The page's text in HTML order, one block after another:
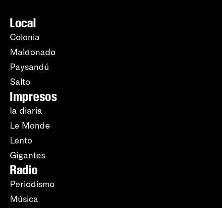
Local
Colonia
Maldonado
Paysandú
Salto
Impresos
la diaria
Le Monde
Lento
Gigantes
Radio
Periodismo
Música